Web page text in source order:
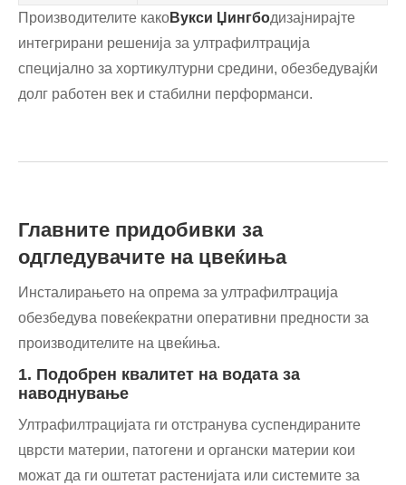
Производителите какоВукси Џингбодизајнирајте
интегрирани решенија за ултрафилтрација
специјално за хортикултурни средини, обезбедувајќи
долг работен век и стабилни перформанси.
Главните придобивки за
одгледувачите на цвеќиња
Инсталирањето на опрема за ултрафилтрација
обезбедува повеќекратни оперативни предности за
производителите на цвеќиња.
1. Подобрен квалитет на водата за
наводнување
Ултрафилтрацијата ги отстранува суспендираните
цврсти материи, патогени и органски материи кои
можат да ги оштетат растенијата или системите за